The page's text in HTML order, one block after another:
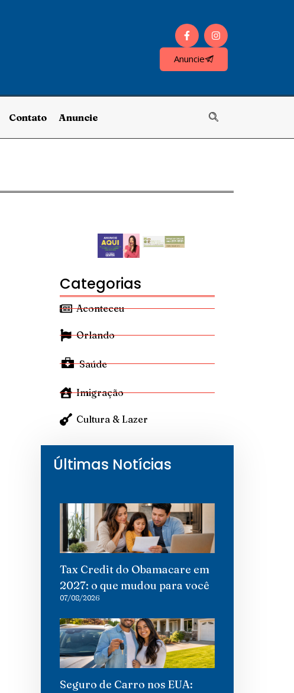
Anuncie
Contato Anuncie
Categorias
Aconteceu
Orlando
Saúde
Imigração
Cultura & Lazer
Últimas Notícias
Tax Credit do Obamacare em
2027: o que mudou para você
07/08/2026
Seguro de Carro nos EUA: